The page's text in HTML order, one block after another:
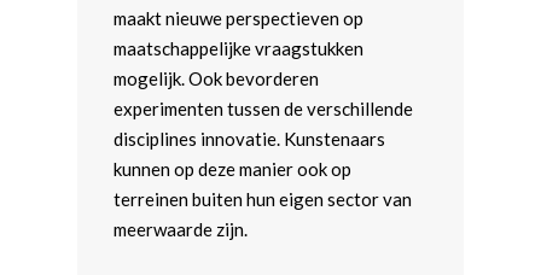
maakt nieuwe perspectieven op
maatschappelijke vraagstukken
mogelijk. Ook bevorderen
experimenten tussen de verschillende
disciplines innovatie. Kunstenaars
kunnen op deze manier ook op
terreinen buiten hun eigen sector van
meerwaarde zijn.